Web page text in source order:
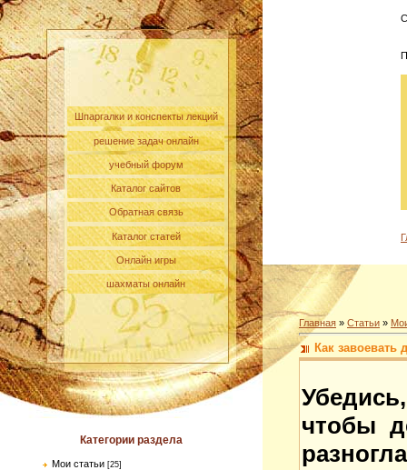
Шпаргалки и конспекты лекций
решение задач онлайн
учебный форум
Каталог сайтов
Обратная связь
Каталог статей
Онлайн игры
шахматы онлайн
Категории раздела
Мои статьи [25]
Главная » Статьи »
Как завоевать
чтобы